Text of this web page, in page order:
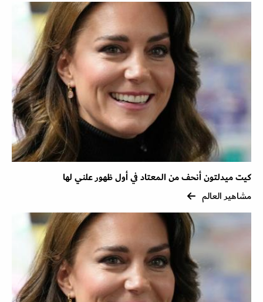
كيت ميدلتون أنحف من المعتاد في أول ظهور علني لها
مشاهير العالم